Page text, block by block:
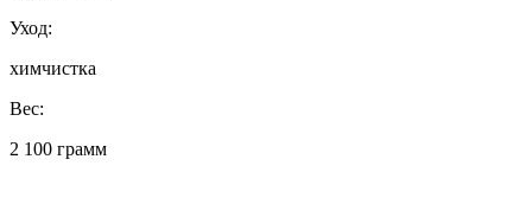
Уход:
химчистка
Вес:
2 100 грамм